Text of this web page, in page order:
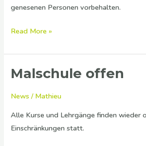
genesenen Personen vorbehalten.
Read More »
Malschule offen
News / Mathieu
Alle Kurse und Lehrgänge finden wieder
Einschränkungen statt.
Malschule